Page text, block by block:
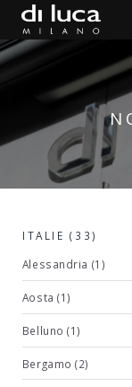
ITALIE (33)
Alessandria (1)
Aosta (1)
Belluno (1)
Bergamo (2)